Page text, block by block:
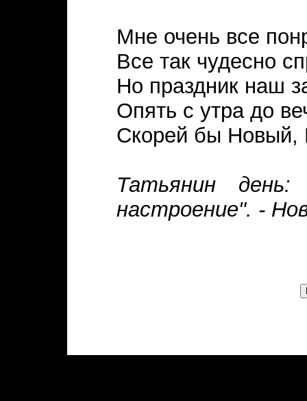
Мне очень все
Все так чудесно
Но праздник наш
Опять с утра до
Скорей бы Новый,
Татьянин
настроение". -